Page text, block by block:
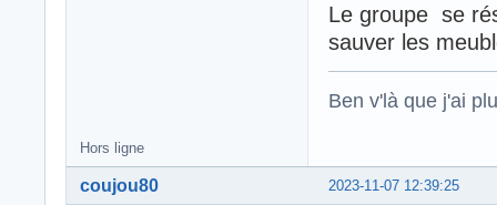
Le groupe se
sauver les
Ben v'là que j'ai
Hors ligne
2023-11-07 12:39:25
coujou80